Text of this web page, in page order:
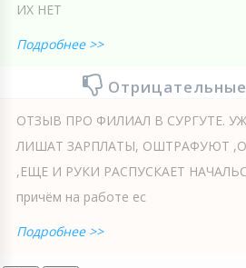
ИХ НЕТ
Подробнее >>
ОТЗЫВ ПРО ФИЛИАЛ В СУРГУТЕ.
ЛИШАТ ЗАРПЛАТЫ, ОШТРАФУЮТ
,ЕЩЕ И РУКИ РАСПУСКАЕТ
причём на работе ес
Подробнее >>